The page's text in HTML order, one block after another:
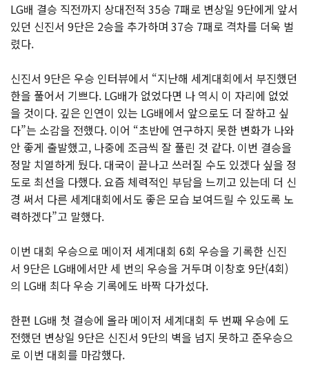
LG배 결승 직전까지 상대전적 35승 7패로 변상일 9단에게 앞서
있던 신진서 9단은 2승을 추가하며 37승 7패로 격차를 더욱 벌
렸다.
신진서 9단은 우승 인터뷰에서 “지난해 세계대회에서 부진했던
한을 풀어서 기쁘다. LG배가 없었다면 나 역시 이 자리에 없었
을 것이다. 깊은 인연이 있는 LG배에서 앞으로도 더 잘하고 싶
다”는 소감을 전했다. 이어 “초반에 연구하지 못한 변화가 나와
안 좋게 출발했고, 나중에 조금씩 잘 풀린 것 같다. 이번 결승을
정말 치열하게 뒀다. 대국이 끝나고 쓰러질 수도 있겠다 싶을 정
도로 최선을 다했다. 요즘 체력적인 부담을 느끼고 있는데 더 신
경 써서 다른 세계대회에서도 좋은 모습 보여드릴 수 있도록 노
력하겠다”고 말했다.
이번 대회 우승으로 메이저 세계대회 6회 우승을 기록한 신진
서 9단은 LG배에서만 세 번의 우승을 거두며 이창호 9단(4회)
의 LG배 최다 우승 기록에도 바짝 다가섰다.
한편 LG배 첫 결승에 올라 메이저 세계대회 두 번째 우승에 도
전했던 변상일 9단은 신진서 9단의 벽을 넘지 못하고 준우승으
로 이번 대회를 마감했다.